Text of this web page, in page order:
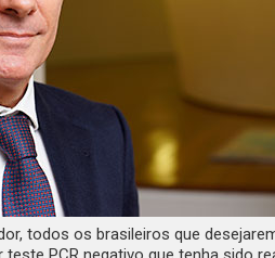
todos os brasileiros que